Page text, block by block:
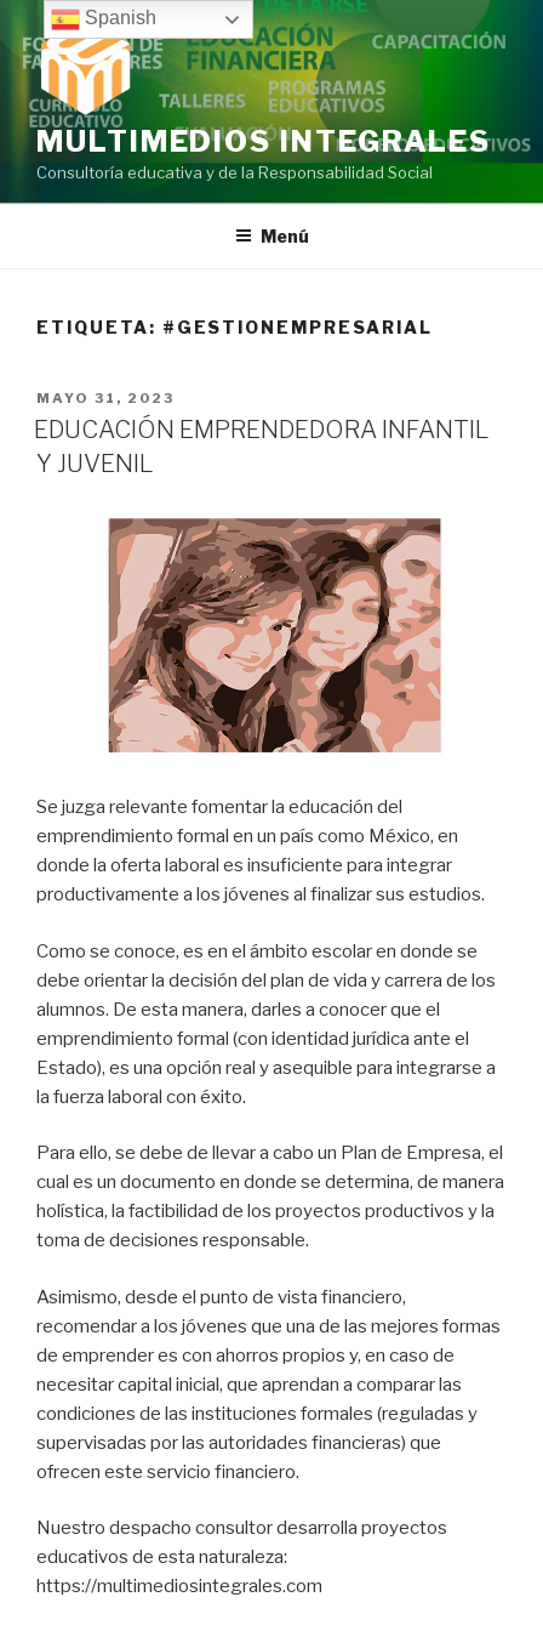
contenido
MULTIMEDIOS INTEGRALES
Consultoría educativa y de la Responsabilidad Social
Menú
ETIQUETA: #GESTIONEMPRESARIAL
PUBLICADO
EN
MAYO 31, 2023
EDUCACIÓN EMPRENDEDORA INFANTIL
Y JUVENIL
Se juzga relevante fomentar la educación del
emprendimiento formal en un país como México, en
donde la oferta laboral es insuficiente para integrar
productivamente a los jóvenes al finalizar sus estudios.
Como se conoce, es en el ámbito escolar en donde se
debe orientar la decisión del plan de vida y carrera de los
alumnos. De esta manera, darles a conocer que el
emprendimiento formal (con identidad jurídica ante el
Estado), es una opción real y asequible para integrarse a
la fuerza laboral con éxito.
Para ello, se debe de llevar a cabo un Plan de Empresa, el
cual es un documento en donde se determina, de manera
holística, la factibilidad de los proyectos productivos y la
toma de decisiones responsable.
Asimismo, desde el punto de vista financiero,
recomendar a los jóvenes que una de las mejores formas
de emprender es con ahorros propios y, en caso de
necesitar capital inicial, que aprendan a comparar las
condiciones de las instituciones formales (reguladas y
supervisadas por las autoridades financieras) que
ofrecen este servicio financiero.
Nuestro despacho consultor desarrolla proyectos
educativos de esta naturaleza:
https://multimediosintegrales.com
Spanish